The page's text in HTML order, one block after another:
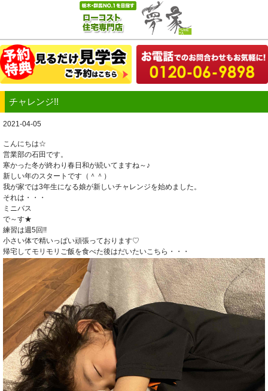
チャレンジ!!
2021-04-05
こんにちは☆
営業部の石田です。
寒かった冬が終わり春日和が続いてますね～♪
新しい年のスタートです（＾＾）
我が家では3年生になる娘が新しいチャレンジを始めました。
それは・・・
ミニバス
で～す★
練習は週5回!!
小さい体で精いっぱい頑張っております♡
帰宅してモリモリご飯を食べた後はだいたいこちら・・・